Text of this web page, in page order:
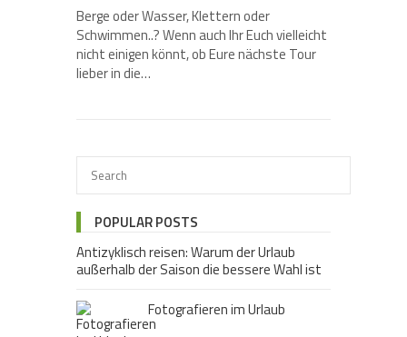
Berge oder Wasser, Klettern oder
Schwimmen..? Wenn auch Ihr Euch vielleicht
nicht einigen könnt, ob Eure nächste Tour
lieber in die…
POPULAR POSTS
Antizyklisch reisen: Warum der Urlaub
außerhalb der Saison die bessere Wahl ist
Fotografieren im Urlaub